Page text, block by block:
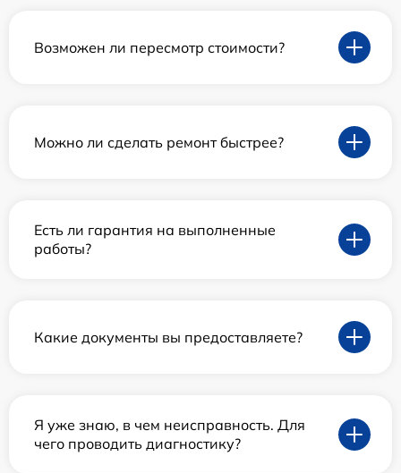
Возможен ли пересмотр стоимости?
Можно ли сделать ремонт быстрее?
Есть ли гарантия на выполненные
работы?
Какие документы вы предоставляете?
Я уже знаю, в чем неисправность. Для
чего проводить диагностику?